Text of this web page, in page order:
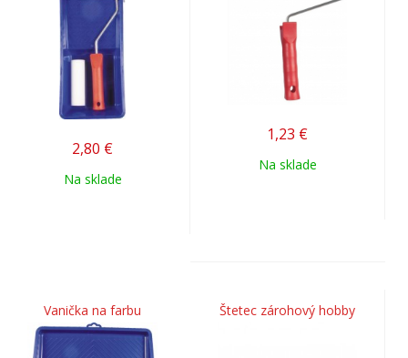
2,80 €
Na sklade
1,23 €
Na sklade
Vanička na farbu Štetec zárohový hobby